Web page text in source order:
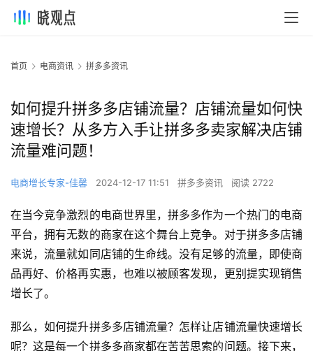
首页 电商资讯 拼多多资讯
如何提升拼多多店铺流量？店铺流量如何快
速增长？从多方入手让拼多多卖家解决店铺
流量难问题！
电商增长专家-佳馨 2024-12-17 11:51 拼多多资讯 阅读 2722
在当今竞争激烈的电商世界里，拼多多作为一个热门的电商
平台，拥有无数的商家在这个舞台上竞争。对于拼多多店铺
来说，流量就如同店铺的生命线。没有足够的流量，即使商
品再好、价格再实惠，也难以被顾客发现，更别提实现销售
增长了。
那么，如何提升拼多多店铺流量？怎样让店铺流量快速增长
呢？这是每一个拼多多商家都在苦苦思索的问题。接下来，